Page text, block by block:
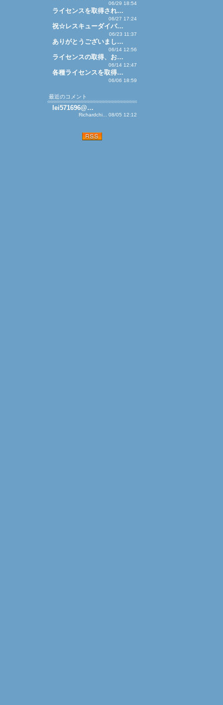
06/29 18:54
ライセンスを取得され…
06/27 17:24
祝☆レスキューダイバ…
06/23 11:37
ありがとうございまし…
06/14 12:56
ライセンスの取得、お…
06/14 12:47
各種ライセンスを取得…
06/06 18:59
最近のコメント
lei571696@…
Richardchi... 08/05 12:12